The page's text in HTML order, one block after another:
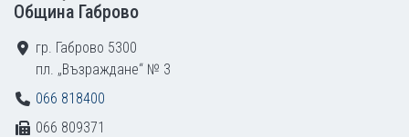
Община Габрово
гр. Габрово 5300
пл. „Възраждане“ № 3
066 818400
066 809371